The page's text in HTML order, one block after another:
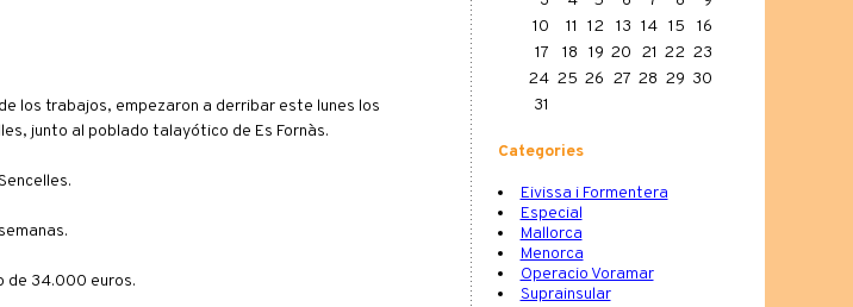
los trabajos, empezaron a derribar este lunes los
junto al poblado talayótico de Es Fornàs.
de 34.000 euros.
10
11 12 13 14 15
16
17
18 19 20 21 22 23
24 25 26 27 28 29 30
31
Categories
Eivissa i Formentera
Especial
Mallorca
Menorca
Operacio Voramar
Suprainsular